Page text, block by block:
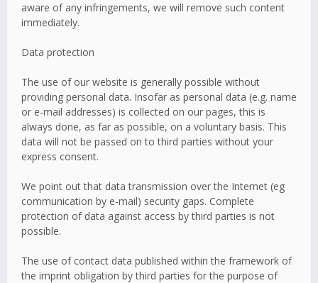
aware of any infringements, we will remove such content
immediately.
Data protection
The use of our website is generally possible without
providing personal data. Insofar as personal data (e.g. name
or e-mail addresses) is collected on our pages, this is
always done, as far as possible, on a voluntary basis. This
data will not be passed on to third parties without your
express consent.
We point out that data transmission over the Internet (eg
communication by e-mail) security gaps. Complete
protection of data against access by third parties is not
possible.
The use of contact data published within the framework of
the imprint obligation by third parties for the purpose of